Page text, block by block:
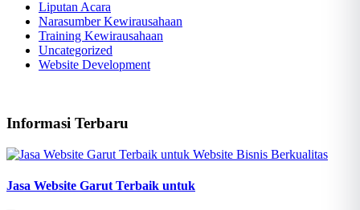
Liputan Acara
Narasumber Kewirausahaan
Training Kewirausahaan
Uncategorized
Website Development
Informasi Terbaru
Jasa Website Garut Terbaik untuk